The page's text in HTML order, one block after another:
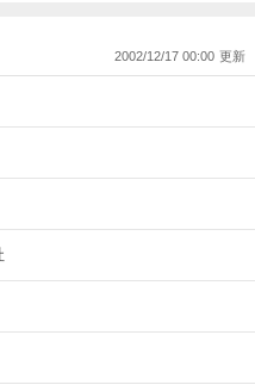
2002/12/17 00:00